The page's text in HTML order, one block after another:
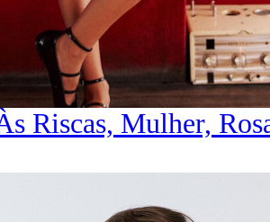
Riscas, Mulher,